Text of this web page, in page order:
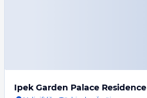
Ipek Garden Palace Residence